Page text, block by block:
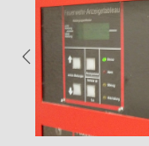
Previous